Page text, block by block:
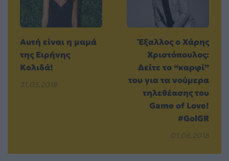
Αυτή είναι η μαμά
της Ειρήνης
Κολιδά!
31.05.2018
Έξαλλος ο Χάρης
Χριστόπουλος:
Δείτε το “καρφί”
του για τα νούμερα
τηλεθέασης του
Game of Love!
#GolGR
01.06.2018